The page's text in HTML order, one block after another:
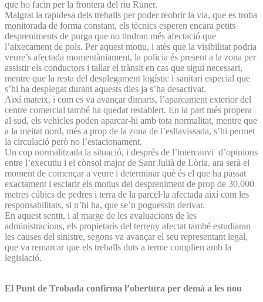
que ho facin per la frontera del riu Runer.
Malgrat la rapidesa dels treballs per poder reobrir la via, que es troba
monitorada de forma constant, els tècnics esperen encara petits
despreniments de purga que no tindran més afectació que
l’aixecament de pols. Per aquest motiu, i atès que la visibilitat podria
veure’s afectada momentàniament, la policia és present a la zona per
assistir els conductors i tallar el trànsit en cas que sigui necessari,
mentre que la resta del desplegament logístic i sanitari especial que
s’hi ha desplegat durant aquests dies ja s’ha desactivat.
Així mateix, i com es va avançar dimarts, l’aparcament exterior del
centre comercial també ha quedat restablert. En la part més propera
al sud, els vehicles poden aparcar-hi amb tota normalitat, mentre que
a la meitat nord, més a prop de la zona de l’esllavissada, s’hi permet
la circulació però no l’estacionament.
Un cop normalitzada la situació, i després de l’intercanvi d’opinions
entre l’executiu i el cònsol major de Sant Julià de Lòria, ara serà el
moment de començar a veure i determinar què és el que ha passat
exactament i esclarir els motius del despreniment de prop de 30.000
metres cúbics de pedres i terra de la parcel·la afectada així com les
responsabilitats, si n’hi ha, que se’n poguessin derivar.
En aquest sentit, i al marge de les avaluacions de les
administracions, els propietaris del terreny afectat també estudiaran
les causes del sinistre, segons va avançar el seu representant legal,
que va remarcar que els treballs duts a terme complien amb la
legislació.
El Punt de Trobada confirma l’obertura per demà a les nou